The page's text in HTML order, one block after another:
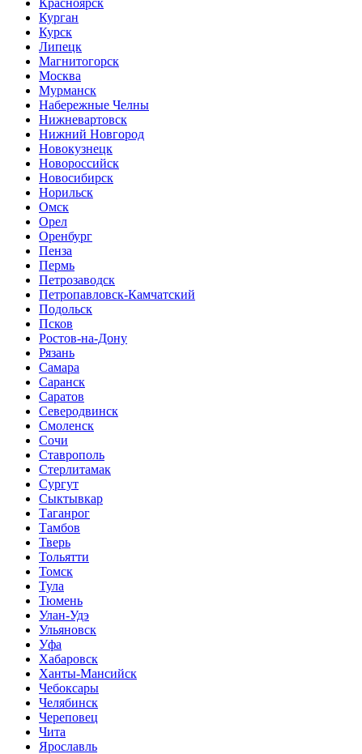
Курган
Курск
Липецк
Магнитогорск
Москва
Мурманск
Набережные Челны
Нижневартовск
Нижний Новгород
Новокузнецк
Новороссийск
Новосибирск
Норильск
Омск
Орел
Оренбург
Пенза
Пермь
Петрозаводск
Петропавловск-Камчатский
Подольск
Псков
Ростов-на-Дону
Рязань
Самара
Саранск
Саратов
Северодвинск
Смоленск
Сочи
Ставрополь
Стерлитамак
Сургут
Сыктывкар
Таганрог
Тамбов
Тверь
Тольятти
Томск
Тула
Тюмень
Улан-Удэ
Ульяновск
Уфа
Хабаровск
Ханты-Мансийск
Чебоксары
Челябинск
Череповец
Чита
Ярославль